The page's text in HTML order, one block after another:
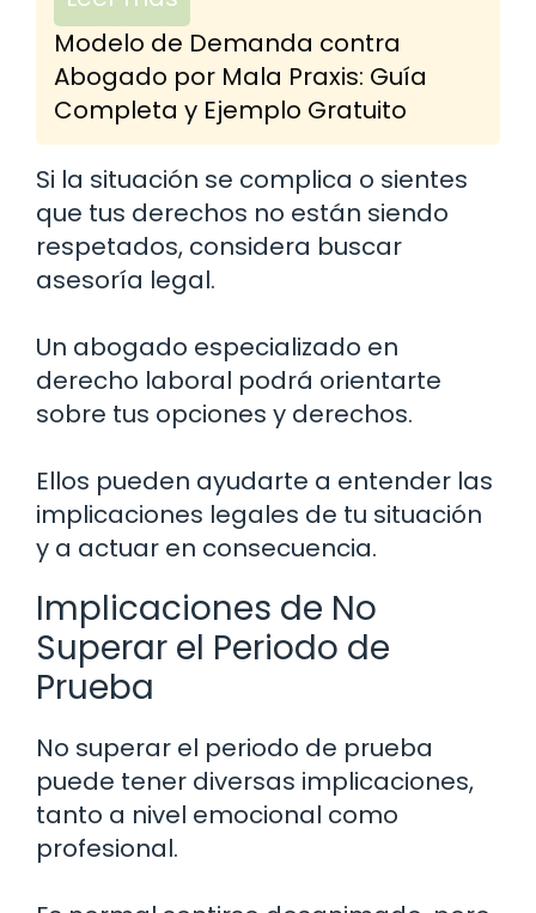
Modelo de Demanda contra
Abogado por Mala Praxis: Guía
Completa y Ejemplo Gratuito
Si la situación se complica o sientes
que tus derechos no están siendo
respetados, considera buscar
asesoría legal.
Un abogado especializado en
derecho laboral podrá orientarte
sobre tus opciones y derechos.
Ellos pueden ayudarte a entender las
implicaciones legales de tu situación
y a actuar en consecuencia.
Implicaciones de No
Superar el Periodo de
Prueba
No superar el periodo de prueba
puede tener diversas implicaciones,
tanto a nivel emocional como
profesional.